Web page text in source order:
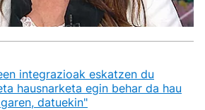
integrazioak eskatzen du
hausnarketa egin behar da hau
datuekin"